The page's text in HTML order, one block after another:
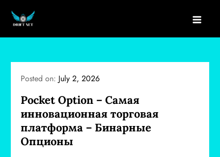
Posted on: July 2, 2026
Pocket Option – Самая
инновационная торговая
платформа – Бинарные
Опционы